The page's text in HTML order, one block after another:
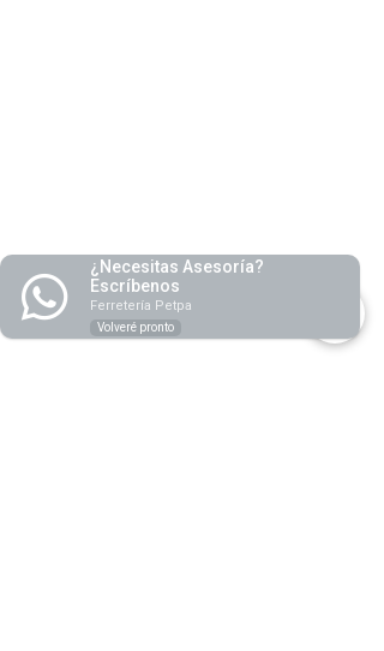
¿Necesitas Asesoría?
Escríbenos
Ferretería Petpa
Volveré pronto